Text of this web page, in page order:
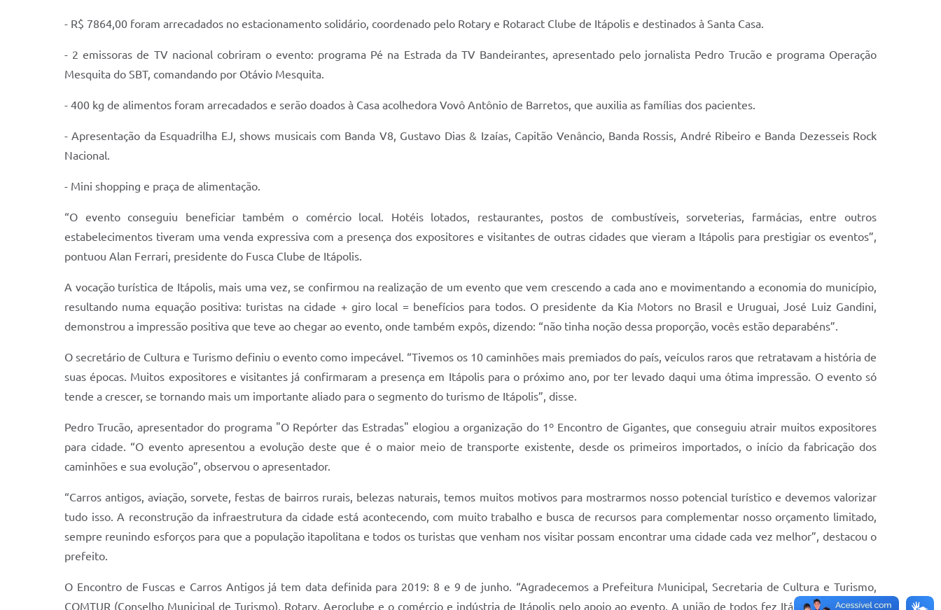
- R$ 7864,00 foram arrecadados no estacionamento solidário, coordenado pelo Rotary e Rotaract Clube de Itápolis e destinados à Santa Casa.
- 2 emissoras de TV nacional cobriram o evento: programa Pé na Estrada da TV Bandeirantes, apresentado pelo jornalista Pedro Trucão e programa Operação
Mesquita do SBT, comandando por Otávio Mesquita.
- 400 kg de alimentos foram arrecadados e serão doados à Casa acolhedora Vovô Antônio de Barretos, que auxilia as famílias dos pacientes.
- Apresentação da Esquadrilha EJ, shows musicais com Banda V8, Gustavo Dias & Izaías, Capitão Venâncio, Banda Rossis, André Ribeiro e Banda Dezesseis Rock
Nacional.
- Mini shopping e praça de alimentação.
“O evento conseguiu beneficiar também o comércio local. Hotéis lotados, restaurantes, postos de combustíveis, sorveterias, farmácias, entre outros
estabelecimentos tiveram uma venda expressiva com a presença dos expositores e visitantes de outras cidades que vieram a Itápolis para prestigiar os eventos”,
pontuou Alan Ferrari, presidente do Fusca Clube de Itápolis.
A vocação turística de Itápolis, mais uma vez, se confirmou na realização de um evento que vem crescendo a cada ano e movimentando a economia do município,
resultando numa equação positiva: turistas na cidade + giro local = benefícios para todos. O presidente da Kia Motors no Brasil e Uruguai, José Luiz Gandini,
demonstrou a impressão positiva que teve ao chegar ao evento, onde também expôs, dizendo: “não tinha noção dessa proporção, vocês estão deparabéns”.
O secretário de Cultura e Turismo definiu o evento como impecável. “Tivemos os 10 caminhões mais premiados do país, veículos raros que retratavam a história de
suas épocas. Muitos expositores e visitantes já confirmaram a presença em Itápolis para o próximo ano, por ter levado daqui uma ótima impressão. O evento só
tende a crescer, se tornando mais um importante aliado para o segmento do turismo de Itápolis”, disse.
Pedro Trucão, apresentador do programa "O Repórter das Estradas" elogiou a organização do 1º Encontro de Gigantes, que conseguiu atrair muitos expositores
para cidade. “O evento apresentou a evolução deste que é o maior meio de transporte existente, desde os primeiros importados, o início da fabricação dos
caminhões e sua evolução”, observou o apresentador.
“Carros antigos, aviação, sorvete, festas de bairros rurais, belezas naturais, temos muitos motivos para mostrarmos nosso potencial turístico e devemos valorizar
tudo isso. A reconstrução da infraestrutura da cidade está acontecendo, com muito trabalho e busca de recursos para complementar nosso orçamento limitado,
sempre reunindo esforços para que a população itapolitana e todos os turistas que venham nos visitar possam encontrar uma cidade cada vez melhor”, destacou o
prefeito.
O Encontro de Fuscas e Carros Antigos já tem data definida para 2019: 8 e 9 de junho. “Agradecemos a Prefeitura Municipal, Secretaria de Cultura e Turismo,
COMTUR (Conselho Municipal de Turismo), Rotary, Aeroclube e o comércio e indústria de Itápolis pelo apoio ao evento. A união de todos fez Itápolis se destacar